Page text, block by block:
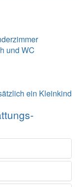
und WC
ein Kleinkind